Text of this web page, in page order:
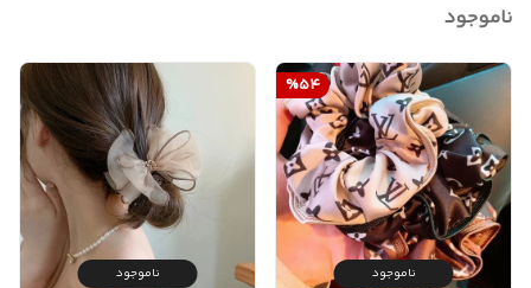
ناموجود
%54
ناموجود ناموجود